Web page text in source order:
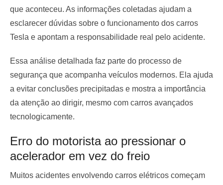
que aconteceu. As informações coletadas ajudam a
esclarecer dúvidas sobre o funcionamento dos carros
Tesla e apontam a responsabilidade real pelo acidente.
Essa análise detalhada faz parte do processo de
segurança que acompanha veículos modernos. Ela ajuda
a evitar conclusões precipitadas e mostra a importância
da atenção ao dirigir, mesmo com carros avançados
tecnologicamente.
Erro do motorista ao pressionar o
acelerador em vez do freio
Muitos acidentes envolvendo carros elétricos começam